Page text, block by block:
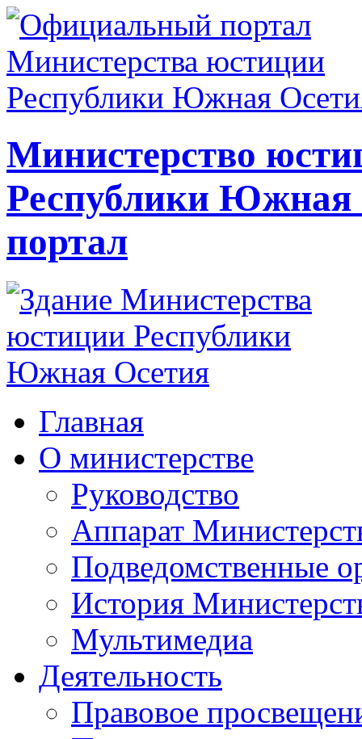
Министерство
Республики
портал
Главная
О министерстве
Руководство
Аппарат
Подведомственные
История
Мультимедиа
Деятельность
Правовое